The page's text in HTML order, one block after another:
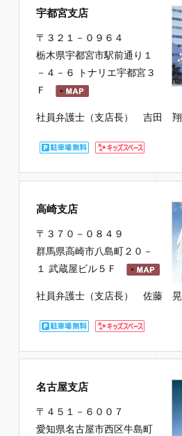
宇都宮支店
〒３２１－０９６４
栃木県宇都宮市駅前通り１
－４－６ トナリエ宇都宮３
Ｆ
社員弁護士（支店長） 吉田 翔
高崎支店
〒３７０－０８４９
群馬県高崎市八島町２０－
１ 武蔵屋ビル５Ｆ
社員弁護士（支店長） 佐藤 晃
名古屋支店
〒４５１－６００７
愛知県名古屋市西区牛島町